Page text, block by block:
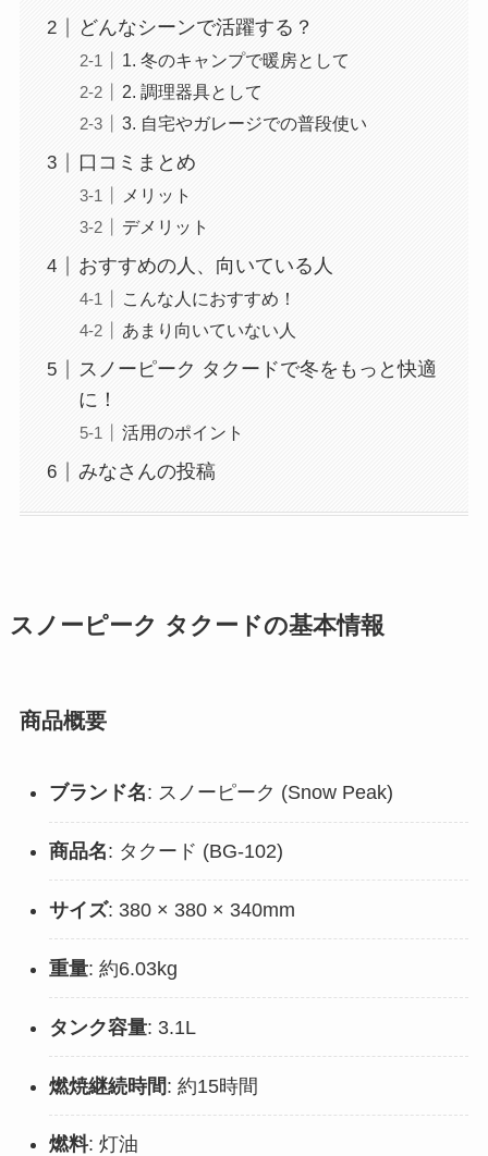
どんなシーンで活躍する？
1. 冬のキャンプで暖房として
2. 調理器具として
3. 自宅やガレージでの普段使い
口コミまとめ
メリット
デメリット
おすすめの人、向いている人
こんな人におすすめ！
あまり向いていない人
スノーピーク タクードで冬をもっと快適
に！
活用のポイント
みなさんの投稿
スノーピーク タクードの基本情報
商品概要
ブランド名: スノーピーク (Snow Peak)
商品名: タクード (BG-102)
サイズ: 380 × 380 × 340mm
重量: 約6.03kg
タンク容量: 3.1L
燃焼継続時間: 約15時間
燃料: 灯油